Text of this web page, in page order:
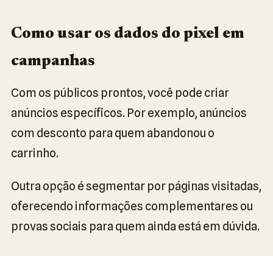
Como usar os dados do pixel em
campanhas
Com os públicos prontos, você pode criar
anúncios específicos. Por exemplo, anúncios
com desconto para quem abandonou o
carrinho.
Outra opção é segmentar por páginas visitadas,
oferecendo informações complementares ou
provas sociais para quem ainda está em dúvida.